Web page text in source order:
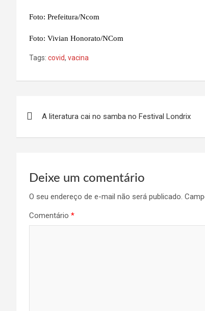
Foto: Prefeitura/Ncom
Foto: Vivian Honorato/NCom
Tags: covid, vacina
A literatura cai no samba no Festival Londrix
Deixe um comentário
O seu endereço de e-mail não será publicado.
Comentário *